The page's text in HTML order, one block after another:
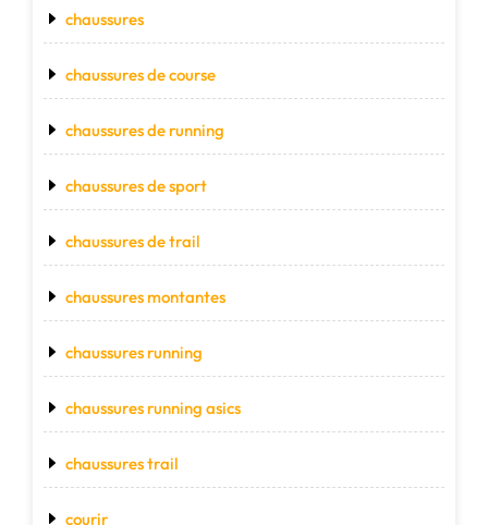
chaussures
chaussures de course
chaussures de running
chaussures de sport
chaussures de trail
chaussures montantes
chaussures running
chaussures running asics
chaussures trail
courir